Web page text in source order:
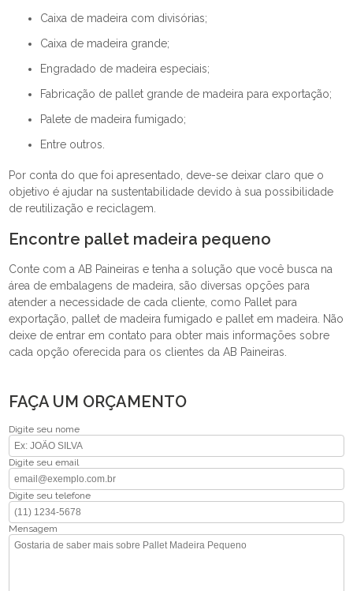
caixa de madeira com divisórias;
caixa de madeira grande;
engradado de madeira especiais;
fabricação de pallet grande de madeira para exportação;
palete de madeira fumigado;
entre outros.
Por conta do que foi apresentado, deve-se deixar claro que o
objetivo é ajudar na sustentabilidade devido à sua possibilidade
de reutilização e reciclagem.
Encontre pallet madeira pequeno
Conte com a AB Paineiras e tenha a solução que você busca na
área de embalagens de madeira, são diversas opções para
atender a necessidade de cada cliente, como Pallet para
exportação, pallet de madeira fumigado e pallet em madeira. Não
deixe de entrar em contato para obter mais informações sobre
cada opção oferecida para os clientes da AB Paineiras.
FAÇA UM ORÇAMENTO
Digite seu nome
Digite seu email
Digite seu telefone
Mensagem